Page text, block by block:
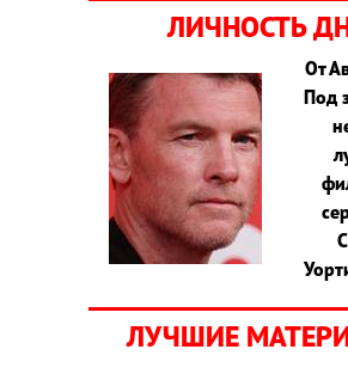
ЛИЧНОСТЬ
От
Под
ЛУЧШИЕ